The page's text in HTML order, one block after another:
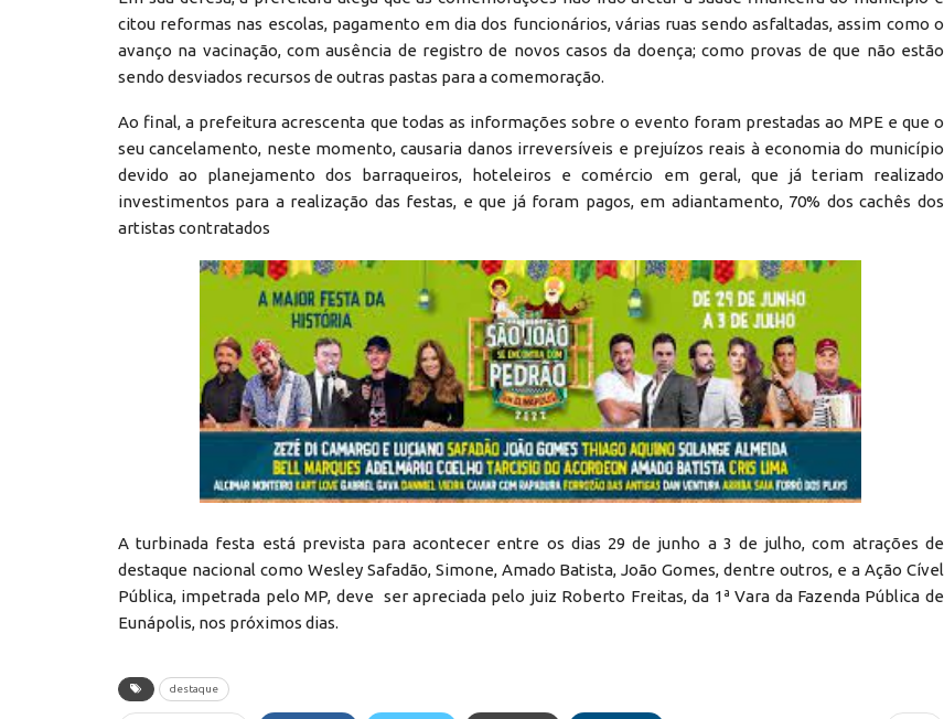
citou reformas nas escolas, pagamento em dia dos funcionários, várias ruas sendo asfaltadas, assim como o
avanço na vacinação, com ausência de registro de novos casos da doença; como provas de que não estão
sendo desviados recursos de outras pastas para a comemoração.
Ao final, a prefeitura acrescenta que todas as informações sobre o evento foram prestadas ao MPE e que o
seu cancelamento, neste momento, causaria danos irreversíveis e prejuízos reais à economia do município
devido ao planejamento dos barraqueiros, hoteleiros e comércio em geral, que já teriam realizado
investimentos para a realização das festas, e que já foram pagos, em adiantamento, 70% dos cachês dos
artistas contratados
A turbinada festa está prevista para acontecer entre os dias 29 de junho a 3 de julho, com atrações de
destaque nacional como Wesley Safadão, Simone, Amado Batista, João Gomes, dentre outros, e a Ação Cível
Pública, impetrada pelo MP, deve ser apreciada pelo juiz Roberto Freitas, da 1ª Vara da Fazenda Pública de
Eunápolis, nos próximos dias.
destaque